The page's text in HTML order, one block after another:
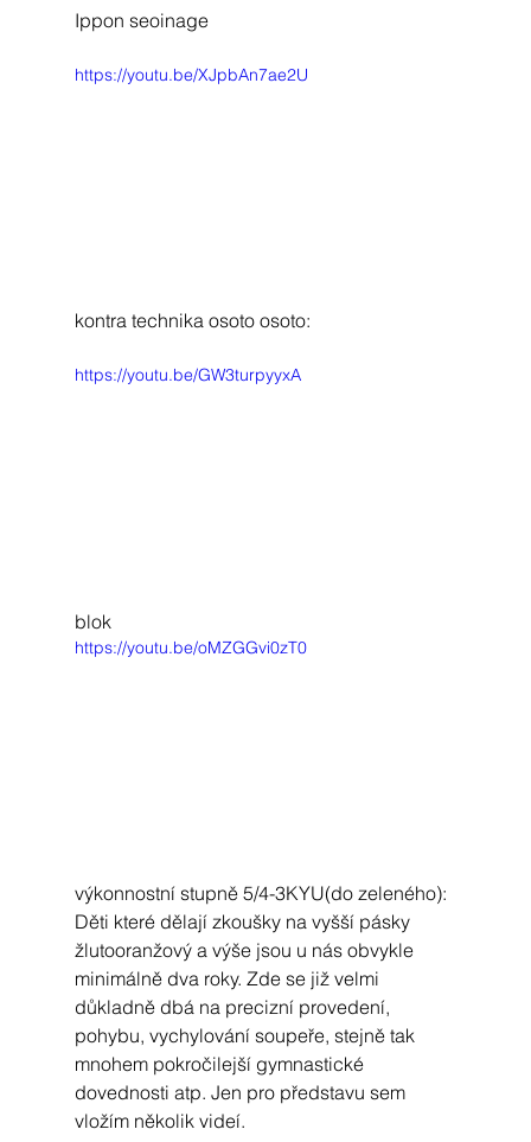
Ippon seoinage
https://youtu.be/XJpbAn7ae2U
kontra technika osoto osoto:
https://youtu.be/GW3turpyyxA
blok
https://youtu.be/oMZGGvi0zT0
výkonnostní stupně 5/4-3KYU(do zeleného):
Děti které dělají zkoušky na vyšší pásky
žlutooranžový a výše jsou u nás obvykle
minimálně dva roky. Zde se již velmi
důkladně dbá na precizní provedení,
pohybu, vychylování soupeře, stejně tak
mnohem pokročilejší gymnastické
dovednosti atp. Jen pro představu sem
vložím několik videí.